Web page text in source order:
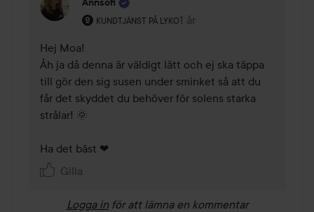
KUNDTJÄNST PÅ LYKO
Användarens roll: Kundtjänst på Lyko.
1 år
Kommentaren lades 1 år
Hej Moa!
Åh ja då denna är väldigt lätt och ej ska täppa
till gör den sig susen under sminket så att du
får det skyddet du behöver för solens starka
strålar! 🌞
Ha det bäst ❤
Gilla
Logga in för att lämna en kommentar